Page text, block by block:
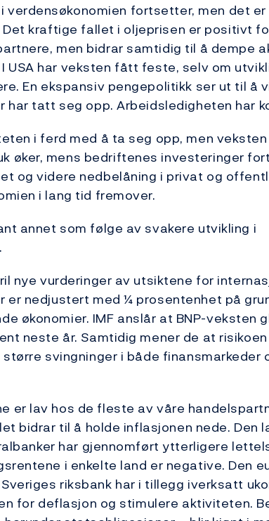
verdensøkonomien fortsetter, men det
kraftige fallet i oljeprisen er positivt
men bidrar samtidig til å dempe
USA har veksten fått feste, selv om
En ekspansiv pengepolitikk ser ut til å
har tatt seg opp. Arbeidsledigheten har
i ferd med å ta seg opp, men
øker, mens bedriftenes investeringer
og videre nedbelåning i privat og
i lang tid fremover.
annet som følge av svakere utvikling i
nye vurderinger av utsiktene for
er nedjustert med ¼ prosentenhet på
økonomier. IMF anslår at BNP-veksten
neste år. Samtidig mener de at
svingninger i både finansmarkeder
er lav hos de fleste av våre
bidrar til å holde inflasjonen nede. Den
har gjennomført ytterligere
i enkelte land er negative. Den
riksbank har i tillegg iverksatt
for deflasjon og stimulere aktiviteten.